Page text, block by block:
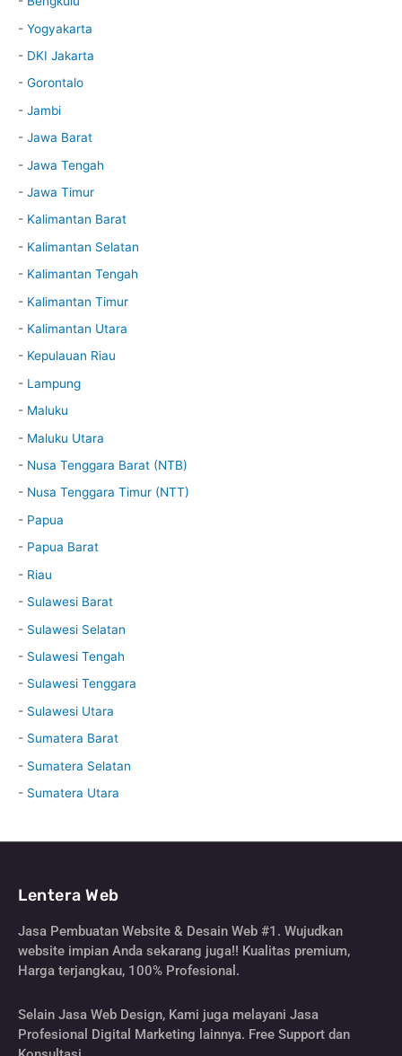
- Yogyakarta
- DKI Jakarta
- Gorontalo
- Jambi
- Jawa Barat
- Jawa Tengah
- Jawa Timur
- Kalimantan Barat
- Kalimantan Selatan
- Kalimantan Tengah
- Kalimantan Timur
- Kalimantan Utara
- Kepulauan Riau
- Lampung
- Maluku
- Maluku Utara
- Nusa Tenggara Barat (NTB)
- Nusa Tenggara Timur (NTT)
- Papua
- Papua Barat
- Riau
- Sulawesi Barat
- Sulawesi Selatan
- Sulawesi Tengah
- Sulawesi Tenggara
- Sulawesi Utara
- Sumatera Barat
- Sumatera Selatan
- Sumatera Utara
Lentera Web
Jasa Pembuatan Website & Desain Web #1. Wujudkan
website impian Anda sekarang juga!! Kualitas premium,
Harga terjangkau, 100% Profesional.
Selain Jasa Web Design, Kami juga melayani Jasa
Profesional Digital Marketing lainnya. Free Support dan